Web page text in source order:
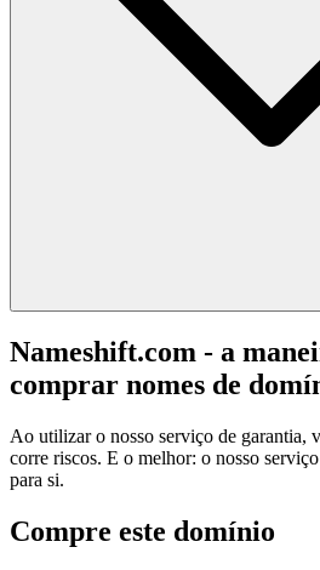
Nameshift.com - a
comprar nomes de
Ao utilizar o nosso serviço de garantia,
corre riscos. E o melhor: o nosso
para si.
Compre este domínio